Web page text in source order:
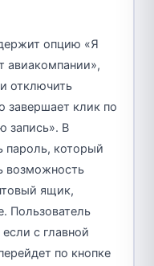
опцию «Я
авиакомпании»,
отключить
клик по
запись». В
пароль, который
возможность
ящик,
Пользователь
с главной
по кнопке